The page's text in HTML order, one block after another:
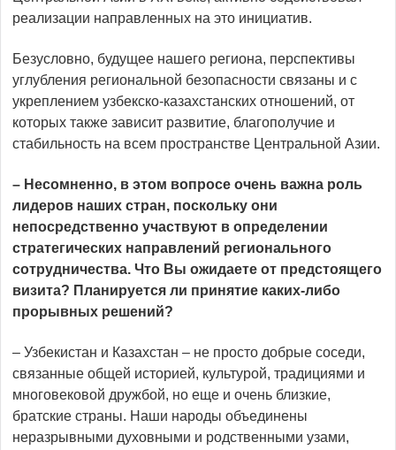
реализации нап­равленных на это инициатив.
Безусловно, будущее нашего региона, перспективы
углубления региональной безопасности связаны и с
укреплением узбекско-казахстанских отношений, от
которых также зависит развитие, благополучие и
стабильность на всем пространстве Центральной Азии.
– Несомненно, в этом вопросе очень важна роль
лидеров наших стран, пос­кольку они
непосредственно участ­вуют в определении
стратегичес­ких направлений регионального
сотрудничества. Что Вы ожидаете от предстоящего
визита? Планируется ли принятие каких-либо
прорывных решений?
– Узбекистан и Казахстан – не просто доб­рые соседи,
связанные общей историей, культурой, традициями и
многовековой дружбой, но еще и очень близкие,
братские страны. Наши народы объединены
неразрывными духовными и родственными узами,